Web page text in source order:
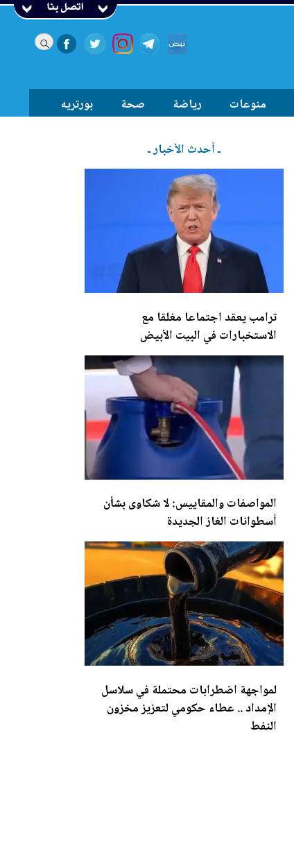
اتصل بنا
منوعات رياضة صحة بورتريه
ـ أحدث الأخبار ـ
ترامب يعقد اجتماعا مغلقا مع
الاستخبارات في البيت الأبيض
المواصفات والمقاييس: لا شكاوى بشأن
أسطوانات الغازالجديدة
لمواجهة اضطرابات محتملة في سلاسل
الإمداد .. عطاء حكومي لتعزيز مخزون
النفط